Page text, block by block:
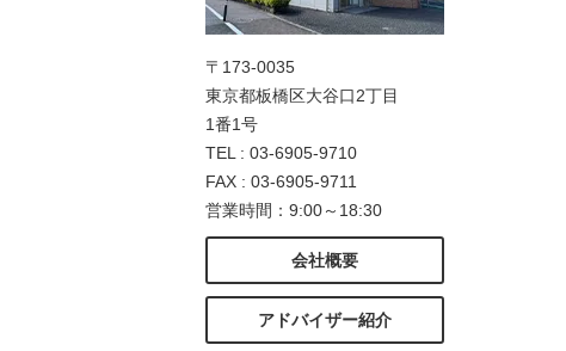
〒173-0035
東京都板橋区大谷口2丁目
1番1号
TEL : 03-6905-9710
FAX : 03-6905-9711
営業時間：9:00～18:30
会社概要
アドバイザー紹介